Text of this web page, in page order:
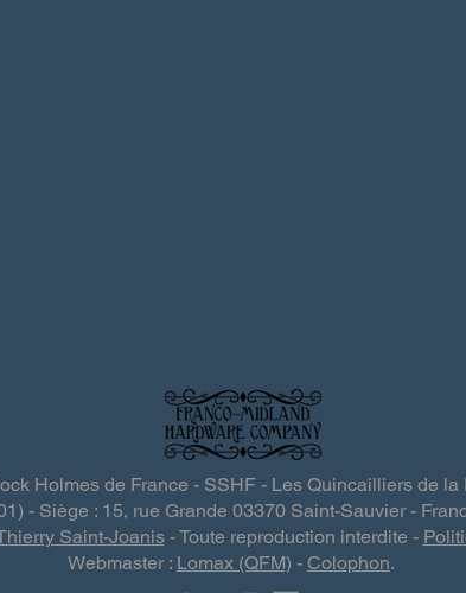
Holmes de France - SSHF - Les Quincailliers de la
- Siège : 15, rue Grande 03370 Saint-Sauvier -
Saint-Joanis- Toute reproduction interdite -
Webmaster : Lomax (QFM) - Colophon.